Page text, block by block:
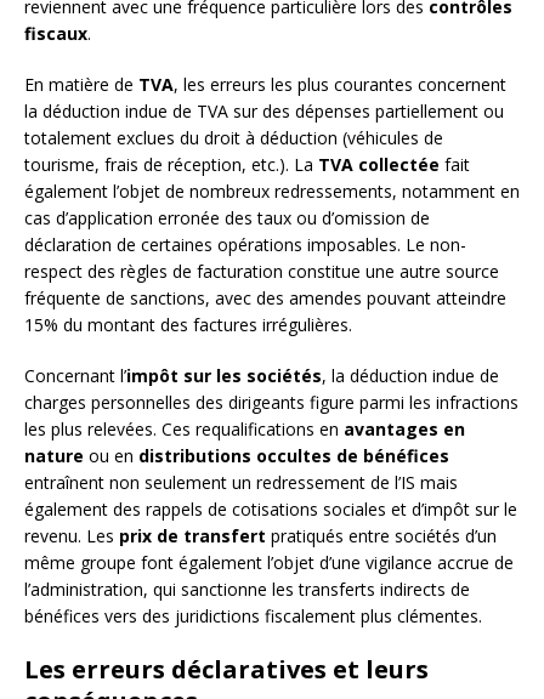
reviennent avec une fréquence particulière lors des contrôles
fiscaux.
En matière de TVA, les erreurs les plus courantes concernent
la déduction indue de TVA sur des dépenses partiellement ou
totalement exclues du droit à déduction (véhicules de
tourisme, frais de réception, etc.). La TVA collectée fait
également l’objet de nombreux redressements, notamment en
cas d’application erronée des taux ou d’omission de
déclaration de certaines opérations imposables. Le non-
respect des règles de facturation constitue une autre source
fréquente de sanctions, avec des amendes pouvant atteindre
15% du montant des factures irrégulières.
Concernant l’impôt sur les sociétés, la déduction indue de
charges personnelles des dirigeants figure parmi les infractions
les plus relevées. Ces requalifications en avantages en
nature ou en distributions occultes de bénéfices
entraînent non seulement un redressement de l’IS mais
également des rappels de cotisations sociales et d’impôt sur le
revenu. Les prix de transfert pratiqués entre sociétés d’un
même groupe font également l’objet d’une vigilance accrue de
l’administration, qui sanctionne les transferts indirects de
bénéfices vers des juridictions fiscalement plus clémentes.
Les erreurs déclaratives et leurs